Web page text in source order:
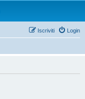
Login
Iscriviti